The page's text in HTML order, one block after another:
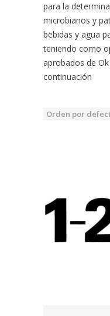
para la
microbianos y
bebidas y agua
teniendo como
aprobados de
continuación